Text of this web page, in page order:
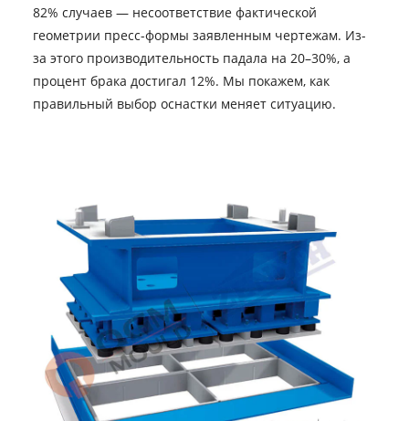
82% случаев — несоответствие фактической
геометрии пресс-формы заявленным чертежам. Из-
за этого производительность падала на 20–30%, а
процент брака достигал 12%. Мы покажем, как
правильный выбор оснастки меняет ситуацию.